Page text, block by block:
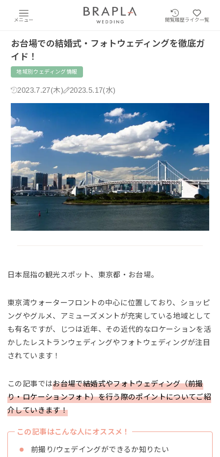
メニュー 閲覧履歴ライク一覧
お台場での結婚式・フォトウェディングを徹底ガ
イド！
地域別ウェディング情報
2023.7.27(木) 2023.5.17(水)
日本屈指の観光スポット、東京都・お台場。
東京湾ウォーターフロントの中心に位置しており、ショッピ
ングやグルメ、アミューズメントが充実している地域として
も有名ですが、じつは近年、その近代的なロケーションを活
かしたレストランウェディングやフォトウェディングが注目
されています！
この記事ではお台場で結婚式やフォトウェディング（前撮
り・ロケーションフォト）を行う際のポイントについてご紹
介していきます！
この記事はこんな人にオススメ！
前撮り/ウェデイングができるか知りたい